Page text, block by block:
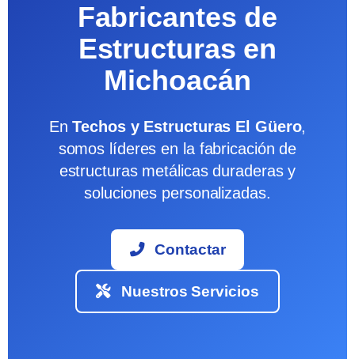
Fabricantes de
Estructuras en
Michoacán
EnTechos y Estructuras El Güero,
somos líderes en la fabricación de
estructuras metálicas duraderas y
soluciones personalizadas.
Contactar
Nuestros Servicios